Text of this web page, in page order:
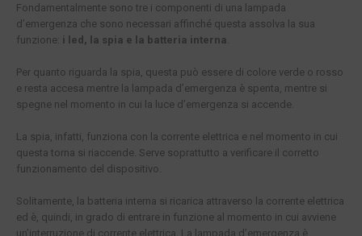
Fondamentalmente sono tre i componenti di una lampada
d’emergenza che sono necessari affinché questa assolva la sua
funzione: i led, la spia e la batteria interna
Per quanto riguarda la spia, questa può essere di colore verde o rosso
e resta accesa mentre la lampada d’emergenza è spenta, mentre si
spegne nel momento in cui la luce d’emergenza si accende.
La spia, infatti, funziona con la corrente elettrica e nel momento in cui
questa torna si riaccende. Serve soprattutto a verificare il corretto
funzionamento del dispositivo.
Solitamente, la batteria interna si ricarica attraverso la corrente elettrica
ed è, quindi, in grado di entrare in funzione al momento in cui avviene
un’interruzione di corrente elettrica. La lampada d’emergenza è